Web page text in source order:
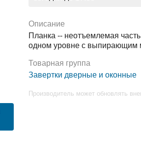
Описание
Планка -- неотъемлемая
одном уровне с выпирающим
Товарная группа
Завертки дверные и оконные
Производитель может обновлять